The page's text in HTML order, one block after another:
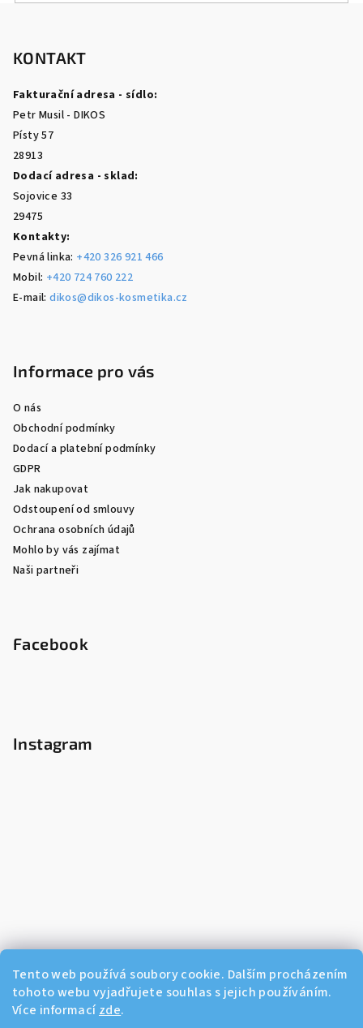
Tento web používá soubory cookie. Dalším procházením
tohoto webu vyjadřujete souhlas s jejich používáním.
Více informací zde.
KONTAKT
Fakturační adresa - sídlo:
Petr Musil - DIKOS
Písty 57
28913
Dodací adresa - sklad:
Sojovice 33
29475
Kontakty:
Pevná linka: +420 326 921 466
Mobil: +420 724 760 222
E-mail:dikos@dikos-kosmetika.cz
Informace pro vás
O nás
Obchodní podmínky
Dodací a platební podmínky
GDPR
Jak nakupovat
Odstoupení od smlouvy
Ochrana osobních údajů
Mohlo by vás zajímat
Naši partneři
Facebook
Instagram